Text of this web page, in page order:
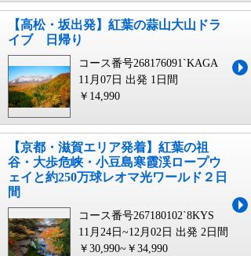
【高松・坂出発】紅葉の蒜山大山ドラ
イブ 日帰り
コース番号268176091`KAGA
11月07日 出発 1日間
￥14,990
【京都・滋賀エリア発着】紅葉の祖
谷・大歩危峡・小豆島寒霞渓ロープウ
ェイと約250万球レオマ光ワールド２日
間
コース番号267180102`8KYS
11月24日~12月02日 出発 2日間
￥30,990~￥34,990